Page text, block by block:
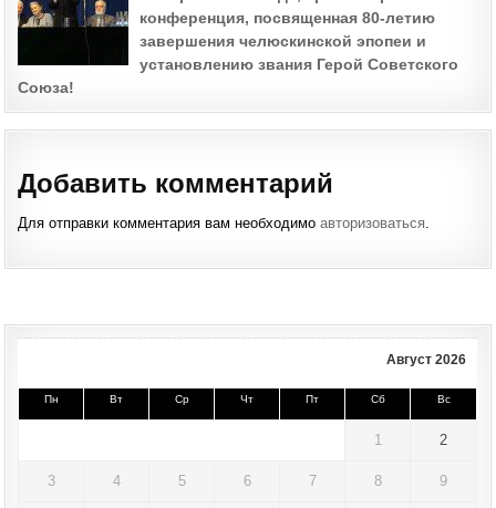
конференция, посвященная 80-летию
завершения челюскинской эпопеи и
установлению звания Герой Советского
Союза!
Добавить комментарий
Для отправки комментария вам необходимоавторизоваться
Август 2026
Пн Вт Ср Чт Пт Сб Вс
1 2
3 4 5 6 7 8 9